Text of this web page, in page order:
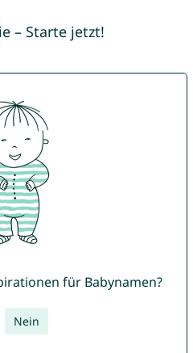
– Starte jetzt!
für Babynamen?
Nein